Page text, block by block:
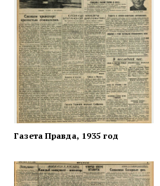
Газета Правда, 1935 год